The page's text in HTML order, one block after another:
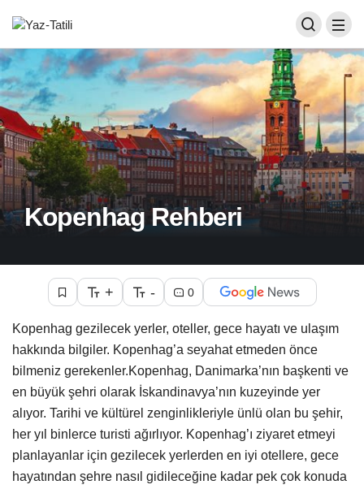
Kopenhag Rehberi
+ - 0
Kopenhag gezilecek yerler, oteller, gece hayatı ve ulaşım
hakkında bilgiler. Kopenhag’a seyahat etmeden önce
bilmeniz gerekenler.Kopenhag, Danimarka’nın başkenti ve
en büyük şehri olarak İskandinavya’nın kuzeyinde yer
alıyor. Tarihi ve kültürel zenginlikleriyle ünlü olan bu şehir,
her yıl binlerce turisti ağırlıyor. Kopenhag’ı ziyaret etmeyi
planlayanlar için gezilecek yerlerden en iyi otellere, gece
hayatından şehre nasıl gidileceğine kadar pek çok konuda